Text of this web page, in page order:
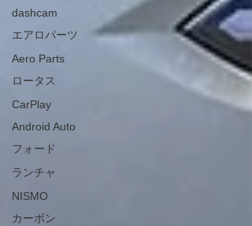
dashcam
エアロパーツ
Aero Parts
ロータス
CarPlay
Android Auto
フォード
ランチャ
NISMO
カーボン